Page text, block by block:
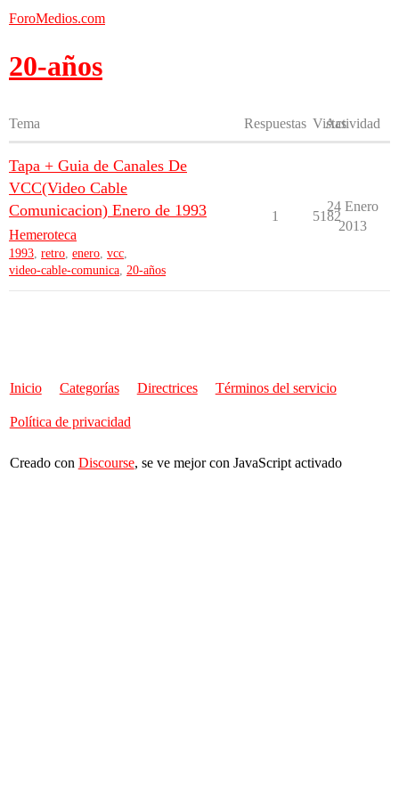
ForoMedios.com
20-años
Tema Respuestas Vistas
Actividad
Tapa + Guia de Canales De
VCC(Video Cable
Comunicacion) Enero de 1993
Hemeroteca
1993, retro, enero, vcc,
video-cable-comunica, 20-años
1 5182
24 Enero
2013
Inicio Categorías Directrices Términos del servicio
Política de privacidad
Creado con Discourse, se ve mejor con JavaScript activado